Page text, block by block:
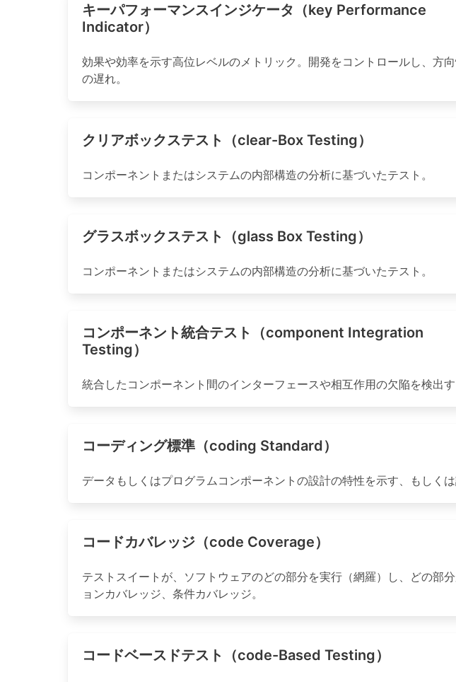
キーパフォーマンスインジケータ（key Performance
Indicator）
効果や効率を示す高位レベルのメトリック。開発をコントロールし、方
の遅れ。
クリアボックステスト（clear-Box Testing）
コンポーネントまたはシステムの内部構造の分析に基づいたテスト。
グラスボックステスト（glass Box Testing）
コンポーネントまたはシステムの内部構造の分析に基づいたテスト。
コンポーネント統合テスト（component Integration
Testing）
統合したコンポーネント間のインターフェースや相互作用の欠陥を検出す
コーディング標準（coding Standard）
データもしくはプログラムコンポーネントの設計の特性を示す、もしくは
コードカバレッジ（code Coverage）
テストスイートが、ソフトウェアのどの部分を実行（網羅）し、どの部
ョンカバレッジ、条件カバレッジ。
コードベースドテスト（code-Based Testing）